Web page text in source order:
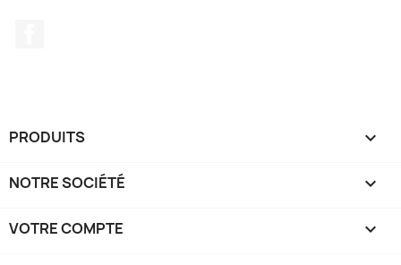
PRODUITS 
NOTRE SOCIÉTÉ 
VOTRE COMPTE 